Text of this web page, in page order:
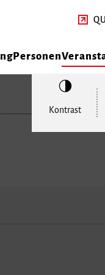
Personen
Kontrast